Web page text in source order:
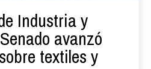
Industria y
avanzó
textiles y